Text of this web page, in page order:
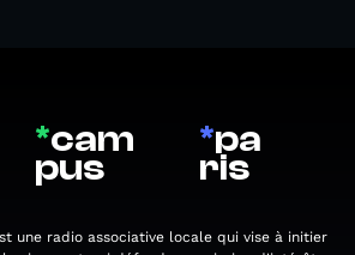
*cam
pus
*pa
ris
une radio associative locale qui vise à initier